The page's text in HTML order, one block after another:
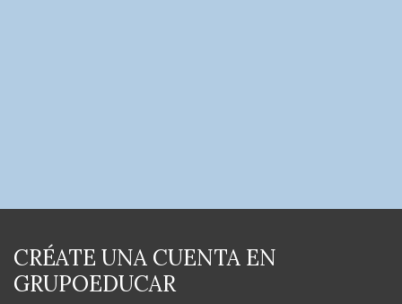
CRÉATE UNA CUENTA EN
GRUPOEDUCAR